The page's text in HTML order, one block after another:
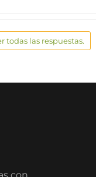
todas las respuestas.